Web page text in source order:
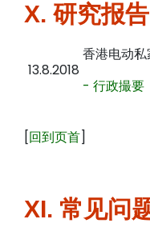
X. 研究报告
13.8.2018
香港电动
- 行政撮要
[回到页首]
XI. 常见问